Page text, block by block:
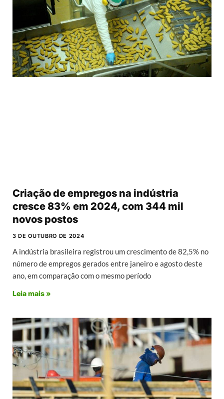
Criação de empregos na indústria
cresce 83% em 2024, com 344 mil
novos postos
3 DE OUTUBRO DE 2024
A indústria brasileira registrou um crescimento de 82,5% no
número de empregos gerados entre janeiro e agosto deste
ano, em comparação com o mesmo período
Leia mais »